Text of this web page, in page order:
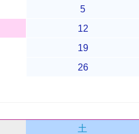
5
12
19
26
土